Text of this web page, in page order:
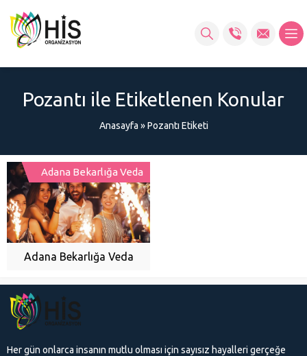
Pozantı ile Etiketlenen Konular
Anasayfa »Pozantı Etiketi
Adana Bekarlığa Veda
Adana Bekarlığa Veda
Her gün onlarca insanın mutlu olması için sayısız hayalleri gerçeğe